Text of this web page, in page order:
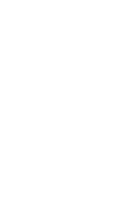
en